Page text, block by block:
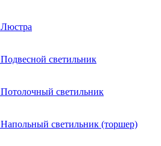
Люстра
Подвесной светильник
Потолочный светильник
Напольный светильник (торшер)